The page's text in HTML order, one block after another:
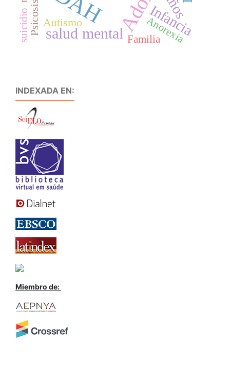
salud mental Infancia
Autismo
Psicosis
Familia
suicidio Anorexia
INDEXADA EN:
Miembro de: